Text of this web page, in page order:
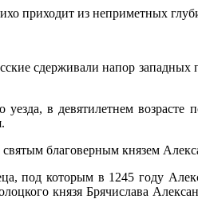
приходит из неприметных
сдерживали напор
в девятилетнем возрасте
благоверным князем
под которым в 1245 году
князя Брячислава